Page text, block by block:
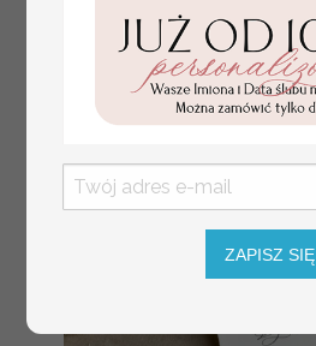
Pary Młodej, plan
weselnych
ZAPISZ SIĘ